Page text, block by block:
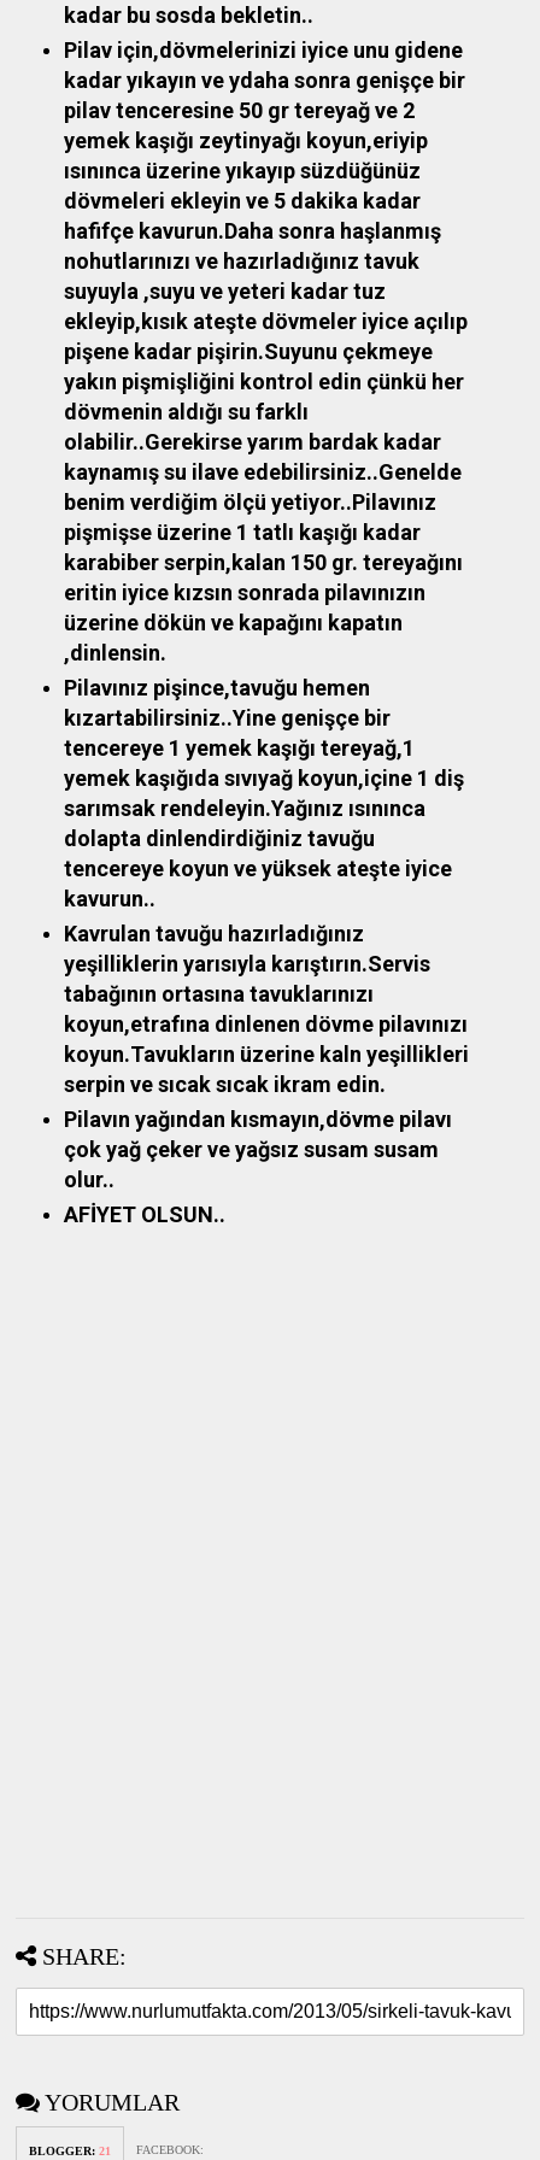
kadar bu sosda bekletin..
Pilav için,dövmelerinizi iyice unu gidene
kadar yıkayın ve ydaha sonra genişçe bir
pilav tenceresine 50 gr tereyağ ve 2
yemek kaşığı zeytinyağı koyun,eriyip
ısınınca üzerine yıkayıp süzdüğünüz
dövmeleri ekleyin ve 5 dakika kadar
hafifçe kavurun.Daha sonra haşlanmış
nohutlarınızı ve hazırladığınız tavuk
suyuyla ,suyu ve yeteri kadar tuz
ekleyip,kısık ateşte dövmeler iyice açılıp
pişene kadar pişirin.Suyunu çekmeye
yakın pişmişliğini kontrol edin çünkü her
dövmenin aldığı su farklı
olabilir..Gerekirse yarım bardak kadar
kaynamış su ilave edebilirsiniz..Genelde
benim verdiğim ölçü yetiyor..Pilavınız
pişmişse üzerine 1 tatlı kaşığı kadar
karabiber serpin,kalan 150 gr. tereyağını
eritin iyice kızsın sonrada pilavınızın
üzerine dökün ve kapağını kapatın
,dinlensin.
Pilavınız pişince,tavuğu hemen
kızartabilirsiniz..Yine genişçe bir
tencereye 1 yemek kaşığı tereyağ,1
yemek kaşığıda sıvıyağ koyun,içine 1 diş
sarımsak rendeleyin.Yağınız ısınınca
dolapta dinlendirdiğiniz tavuğu
tencereye koyun ve yüksek ateşte iyice
kavurun..
Kavrulan tavuğu hazırladığınız
yeşilliklerin yarısıyla karıştırın.Servis
tabağının ortasına tavuklarınızı
koyun,etrafına dinlenen dövme pilavınızı
koyun.Tavukların üzerine kaln yeşillikleri
serpin ve sıcak sıcak ikram edin.
Pilavın yağından kısmayın,dövme pilavı
çok yağ çeker ve yağsız susam susam
olur..
AFİYET OLSUN..
SHARE:
YORUMLAR
BLOGGER:21 FACEBOOK: